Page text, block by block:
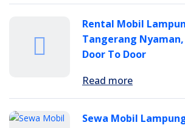
Rental Mobil
Tangerang
Door To Door
Read more
Sewa Mobil